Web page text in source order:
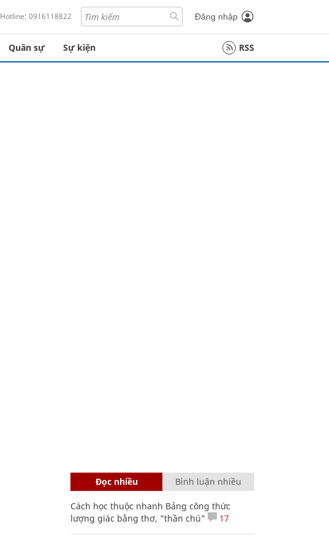
Hotline: 0916118822 Đăng nhập
Quân sự Sự kiện RSS
Đọc nhiều Bình luận nhiều
Cách học thuộc nhanh Bảng công thức
lượng giác bằng thơ, "thần chú"
17